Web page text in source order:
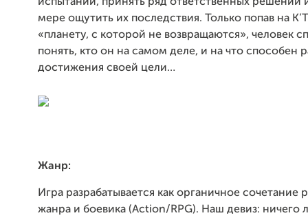
мере ощутить их последствия. Только попав на
«планету, с которой не возвращаются», человек
понять, кто он на самом деле, и на что способен
достижения своей цели…
Жанр:
Игра разрабатывается как органичное сочетание
жанра и боевика (Action/ RPG). Наш девиз: ничего